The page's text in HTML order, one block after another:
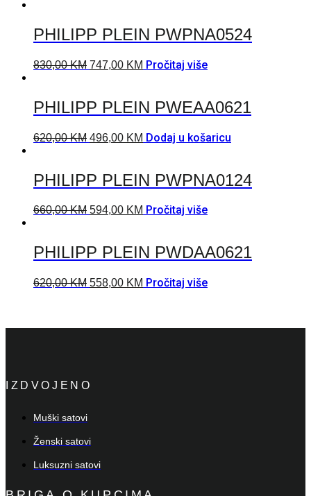
PHILIPP PLEIN PWPNA0524
830,00KM 747,00 KM Pročitaj više
PHILIPP PLEIN PWEAA0621
620,00KM 496,00 KM Dodaj u košaricu
PHILIPP PLEIN PWPNA0124
660,00KM 594,00 KM Pročitaj više
PHILIPP PLEIN PWDAA0621
620,00KM 558,00 KM Pročitaj više
IZDVOJENO
Muški satovi
Ženski satovi
Luksuzni satovi